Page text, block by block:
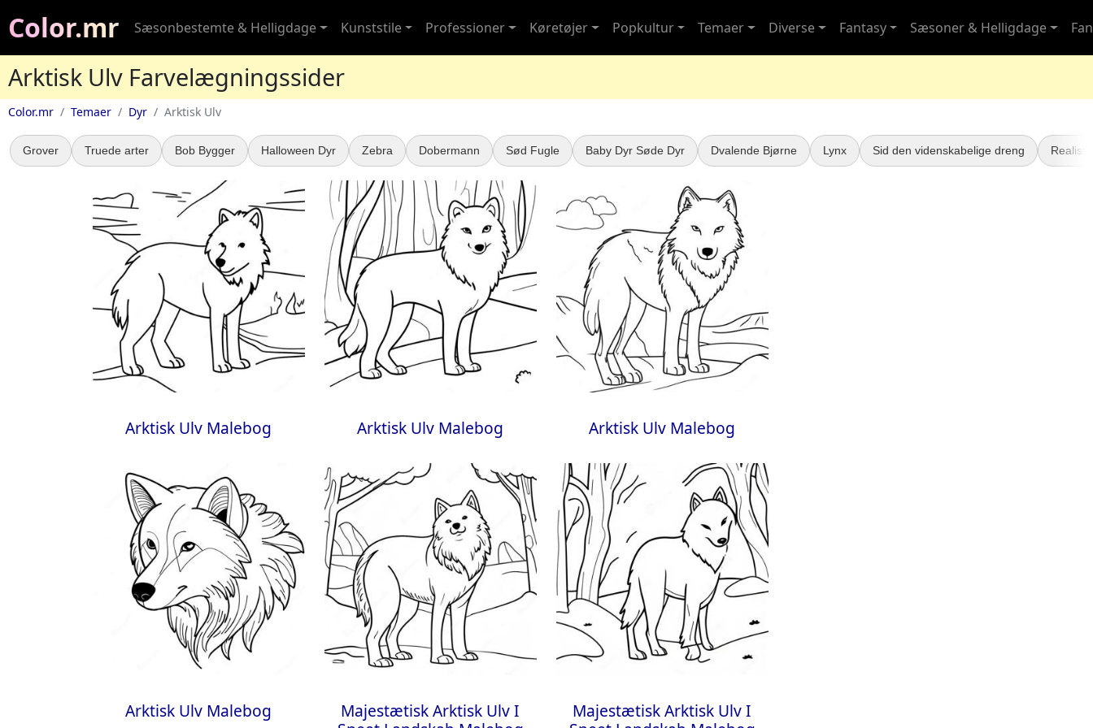
Color.mr Sæsonbestemte & Helligdage Kunststile Professioner Køretøjer Popkultur Temaer Diverse Fantasy Sæsoner & Helligdage
Arktisk Ulv Farvelægningssider
Color.mr Temaer Dyr Arktisk Ulv
Grover Truede arter Bob Bygger Halloween Dyr Zebra Dobermann Sød Fugle Baby Dyr Søde Dyr Dvalende Bjørne Lynx Sid den videnskabelige dreng
Arktisk Ulv Malebog Arktisk Ulv Malebog Arktisk Ulv Malebog
Arktisk Ulv Malebog
Majestætisk Arktisk Ulv I
Majestætisk Arktisk Ulv I